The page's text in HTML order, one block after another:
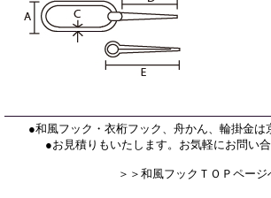
●和風フック・衣桁フック、舟かん、輪掛金は
●お見積りもいたします。お気軽にお問い合
＞＞和風フックＴＯＰページ